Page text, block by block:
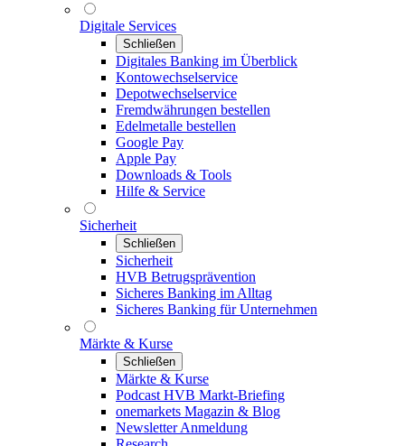
Digitale Services
Schließen
Digitales Banking im Überblick
Kontowechselservice
Depotwechselservice
Fremdwährungen bestellen
Edelmetalle bestellen
Google Pay
Apple Pay
Downloads & Tools
Hilfe & Service
Sicherheit
Schließen
Sicherheit
HVB Betrugsprävention
Sicheres Banking im Alltag
Sicheres Banking für Unternehmen
Märkte & Kurse
Schließen
Märkte & Kurse
Podcast HVB Markt-Briefing
onemarkets Magazin & Blog
Newsletter Anmeldung